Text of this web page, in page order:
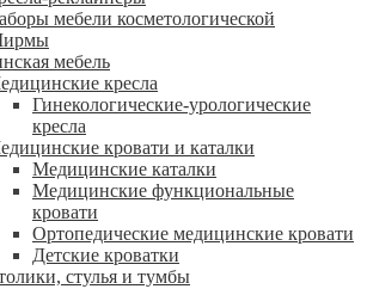
мебели косметологической
мебель
кресла
Гинекологические-урологические
кресла
кровати и каталки
Медицинские каталки
Медицинские функциональные
кровати
Ортопедические медицинские кровати
Детские кроватки
стулья и тумбы